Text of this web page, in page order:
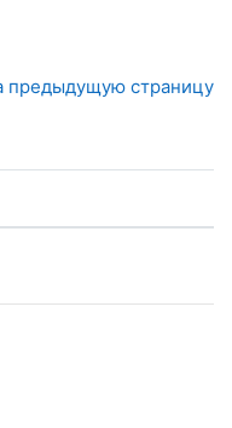
предыдущую страницу